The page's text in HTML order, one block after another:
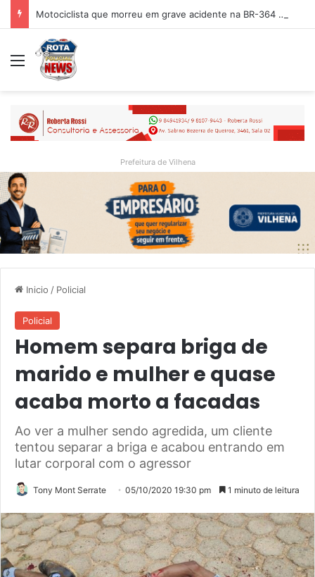
Motociclista que morreu em grave acidente na BR-364 é identificado; família procurava por ele antes de receber a notícia da tragédia
Menu
Prefeitura de Vilhena
Inicio / Policial
Policial
Homem separa briga de
marido e mulher e quase
acaba morto a facadas
Ao ver a mulher sendo agredida, um cliente
tentou separar a briga e acabou entrando em
lutar corporal com o agressor
Tony Mont Serrate 05/10/2020 19:30 pm 1 minuto de leitura